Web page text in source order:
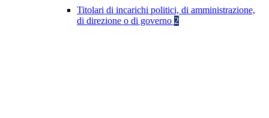
Titolari di incarichi politici, di amministrazione,
di direzione o di governo 2